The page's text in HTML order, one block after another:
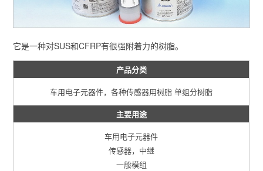
它是一种对SUS和CFRP有很强附着力的树脂。
产品分类
车用电子元器件，各种传感器用树脂 单组分树脂
主要用途
车用电子元器件
传感器，中继
一般模组